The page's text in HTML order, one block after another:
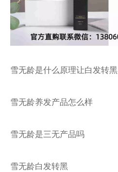
雪无龄是什么原理让白发转黑
雪无龄养发产品怎么样
雪无龄是三无产品吗
雪无龄白发转黑